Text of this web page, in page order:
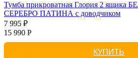
Тумба прикроватная Глория 2 ящика
СЕРЕБРО ПАТИНА с доводчиком
7 995 ₽
15 990 Р
КУПИТЬ